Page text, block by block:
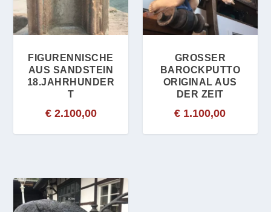
FIGURENNISCHE
AUS SANDSTEIN
18.JAHRHUNDER
T
€2.100,00
GROSSER B
AROCKPUTTO O
RIGINAL AUS D
ER ZEIT
€ 1.100,00